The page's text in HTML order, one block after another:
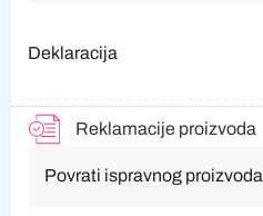
Deklaracija
Reklamacije proizvoda
Povrati ispravnog proizvoda